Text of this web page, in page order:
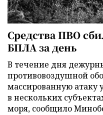
Средства ПВО
БПЛА за день
В течение дня
противовоздушной
массированную атаку
в нескольких
моря, сообщило